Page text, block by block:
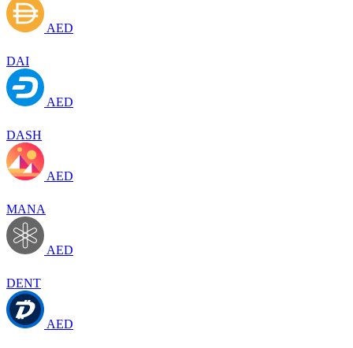
AED
DAI
AED
DASH
AED
MANA
AED
DENT
AED